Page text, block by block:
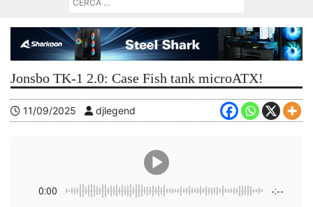
Jonsbo TK-1 2.0: Case Fish tank microATX!
11/09/2025 djlegend
0:00 -:--